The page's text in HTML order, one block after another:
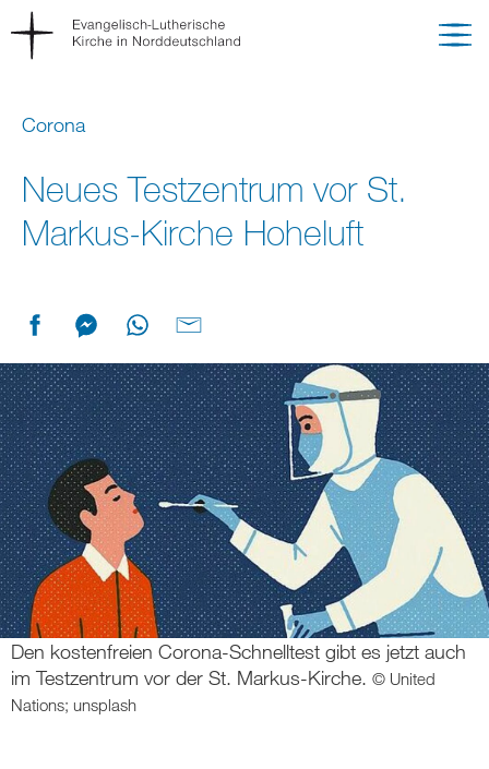
Corona
Neues Testzentrum vor St.
Markus-Kirche Hoheluft
Den kostenfreien Corona-Schnelltest gibt es jetzt auch
im Testzentrum vor der St. Markus-Kirche. © United
Nations; unsplash